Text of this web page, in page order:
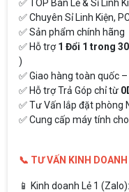
✅ TOP Bán Lẻ & Sỉ Linh
✅ Chuyên Sỉ Linh Kiện,
✅ Sản phẩm chính hãng
✅ Hỗ trợ1 Đổi 1 trong 30
)
✅ Giao hàng toàn quốc
✅ Hỗ trợ Trả Góp chỉ từ
✅ Tư Vấn lắp đặt phòng
✅ Cung cấp máy tính
📞 TƯ VẤN KINH
📱 Kinh doanh Lẻ 1